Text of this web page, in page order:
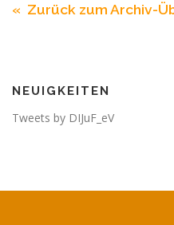
« Zurück zum Archiv-
NEUIGKEITEN
Tweets by DIJuF_eV